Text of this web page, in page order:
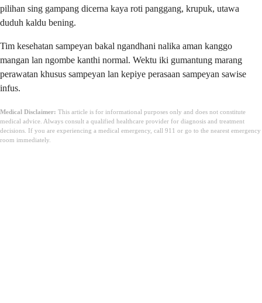
pilihan sing gampang dicerna kaya roti panggang, krupuk, utawa
duduh kaldu bening.
Tim kesehatan sampeyan bakal ngandhani nalika aman kanggo
mangan lan ngombe kanthi normal. Wektu iki gumantung marang
perawatan khusus sampeyan lan kepiye perasaan sampeyan sawise
infus.
Medical Disclaimer: This article is for informational purposes only and does not constitute
medical advice. Always consult a qualified healthcare provider for diagnosis and treatment
decisions. If you are experiencing a medical emergency, call 911 or go to the nearest emergency
room immediately.